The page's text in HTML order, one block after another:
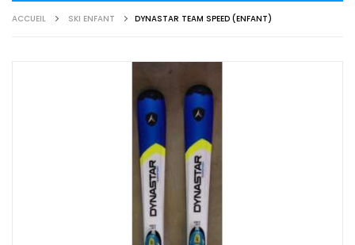
ACCUEIL SKI ENFANT DYNASTAR TEAM SPEED (ENFANT)